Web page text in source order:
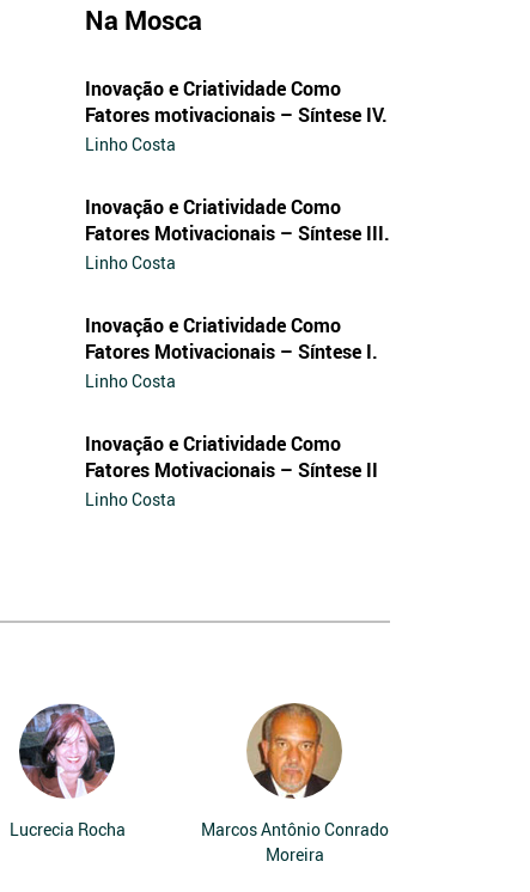
Na Mosca
Inovação e Criatividade Como
Fatores motivacionais – Síntese IV.
Linho Costa
Inovação e Criatividade Como
Fatores Motivacionais – Síntese III.
Linho Costa
Inovação e Criatividade Como
Fatores Motivacionais – Síntese I.
Linho Costa
Inovação e Criatividade Como
Fatores Motivacionais – Síntese II
Linho Costa
Lucrecia Rocha
Marcos Antônio Conrado
Moreira